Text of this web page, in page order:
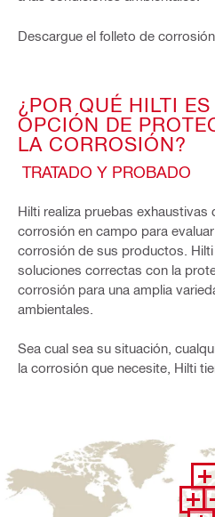
Descargue el folleto de
¿POR QUÉ HILTI
OPCIÓN DE
LA CORROSIÓN?
TRATADO Y PROBADO
Hilti realiza pruebas
corrosión en campo para
corrosión de sus productos.
soluciones correctas con la
corrosión para una amplia
ambientales.
Sea cual sea su situación,
la corrosión que necesite, Hilti